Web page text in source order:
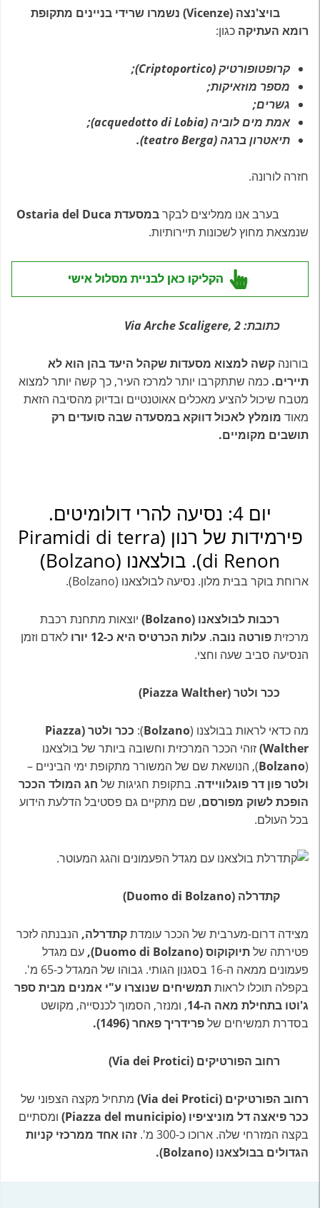
בויצ'נצה (Vicenze) נשמרו שרידי בניינים מתקופת
רומא העתיקה כגון:
קרופטופורטיק (Criptoportico);
מספר מוזאיקות;
גשרים;
אמת מים לוביה (acquedotto di Lobia);
תיאטרון ברגה (teatro Berga).
חזרה לורונה.
בערב אנו ממליצים לבקרבמסעדת Ostaria del Duca
שנמצאת מחוץ לשכונות תיירותיות.
הקליקו כאן לבניית מסלול אישי
כתובת: Via Arche Scaligere, 2
בורונה קשה למצוא מסעדות שקהל היעד בהן הוא לא
תיירים. כמה שתתקרבו יותר למרכז העיר, כך קשה יותר למצוא
מטבח שיכול להציע מאכלים אאוטנטיים ובדיוק מהסיבה הזאת
מאוד מומלץ לאכול דווקא במסעדה שבה סועדים רק
תושבים מקומיים.
יום 4: נסיעה להרי דולומיטים.
פירמידות של רנון (Piramidi di terra
di Renon). בולצאנו (Bolzano)
ארוחת בוקר בבית מלון. נסיעה לבולצאנו (Bolzano).
רכבות לבולצאנו (Bolzano)
יוצאות מתחנת רכבת
מרכזיתפורטה נובה. עלות הכרטיס היא כ-12 יורו
לאדם וזמן
הנסיעה סביב שעה וחצי.
ככר ולטר (Piazza Walther)
מה כדאי לראות בבולצנו (Bolzano
):
ככר ולטר (Piazza
Walther) זוהי הככר המרכזית וחשובה ביותר של בולצאנו
(
Bolzano), הנושאת שם של המשורר מתקופת ימי הביניים –
ולטר פון דר פוגלוויידה. בתקופת חגיגות של חג המולד הככר
הופכת לשוק מפורסם, שם מתקיים גם פסטיבל הדלעת הידוע
בכל העולם.
קתדרלה (Duomo di Bolzano)
מצידה דרום-מערבית של הככר עומדתקתדרלה, הנבנתה לזכר
פטירתה שלתיוקוקוס (Duomo di Bolzano),
עם מגדל
פעמונים ממאה ה-16 בסגנון הגותי. גבוהו של המגדל כ-65 מ'.
בקפלה תוכלו לראותתמשיחים שנוצרו ע"י אמנים מבית ספר
ג'וטו בתחילת מאה ה-14
, ומנזר, הסמוך לכנסייה, מקושט
בסדרת תמשיחים שלפרידריך פאחר (1496).
רחוב הפורטיקים (Via dei Protici)
רחוב הפורטיקים (Via dei Protici)
מתחיל מקצה הצפוני של
ככר פיאצה דל מוניציפיו (Piazza del municipio)
ומסתיים
בקצה המזרחי שלה. ארוכו כ-300 מ'.
זהו אחד ממרכזי קניות
הגדולים בבולצאנו (Bolzano).